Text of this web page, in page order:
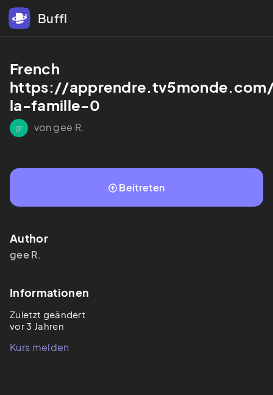
Buffl
French
https://
la-famille-0
gr von gee R.
Beitreten
Author
gee R.
Informationen
Zuletzt geändert
vor 3 Jahren
Kurs melden